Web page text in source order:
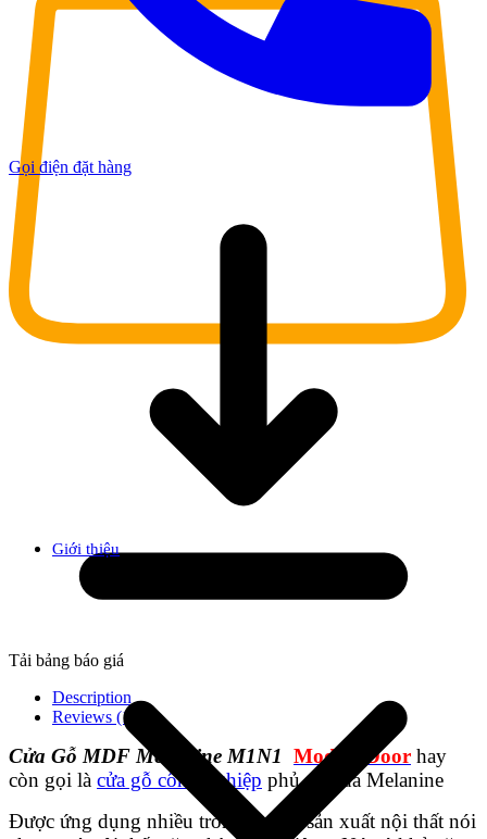
Giới thiệu
Gọi điện đặt hàng
Tải bảng báo giá
Description
Reviews (1)
Cửa Gỗ MDF Melamine M1N1 ModernDoor hay
còn gọi là cửa gỗ công nghiệp phủ tấm da Melanine
Được ứng dụng nhiều trong ngành sản xuất nội thất nói